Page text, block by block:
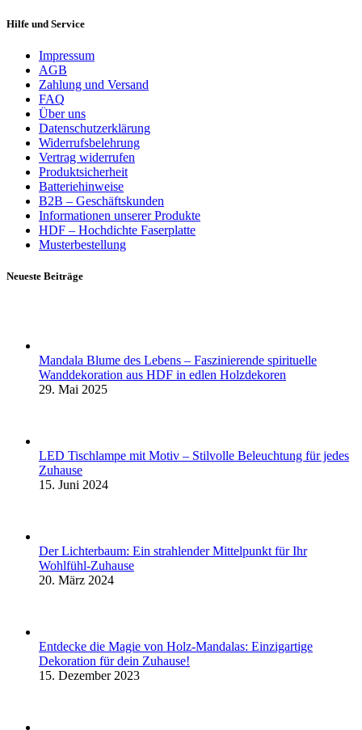
Hilfe und Service
Impressum
AGB
Zahlung und Versand
FAQ
Über uns
Datenschutzerklärung
Widerrufsbelehrung
Vertrag widerrufen
Produktsicherheit
Batteriehinweise
B2B – Geschäftskunden
Informationen unserer Produkte
HDF – Hochdichte Faserplatte
Musterbestellung
Neueste Beiträge
Mandala Blume des Lebens – Faszinierende spirituelle
Wanddekoration aus HDF in edlen Holzdekoren
29. Mai 2025
LED Tischlampe mit Motiv – Stilvolle Beleuchtung für jedes
Zuhause
15. Juni 2024
Der Lichterbaum: Ein strahlender Mittelpunkt für Ihr
Wohlfühl-Zuhause
20. März 2024
Entdecke die Magie von Holz-Mandalas: Einzigartige
Dekoration für dein Zuhause!
15. Dezember 2023